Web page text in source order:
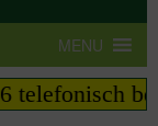
MENU